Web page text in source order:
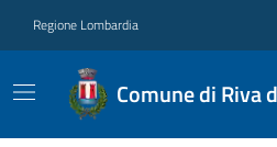
Regione Lombardia
Comune di Riva